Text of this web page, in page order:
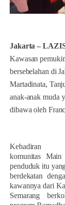
Jakarta –
Kawasan
bersebelahan di
Martadinata,
anak-anak muda
dibawa oleh
Kehadiran
komunitas
penduduk itu
berdekatan
kawannya dari
Semarang